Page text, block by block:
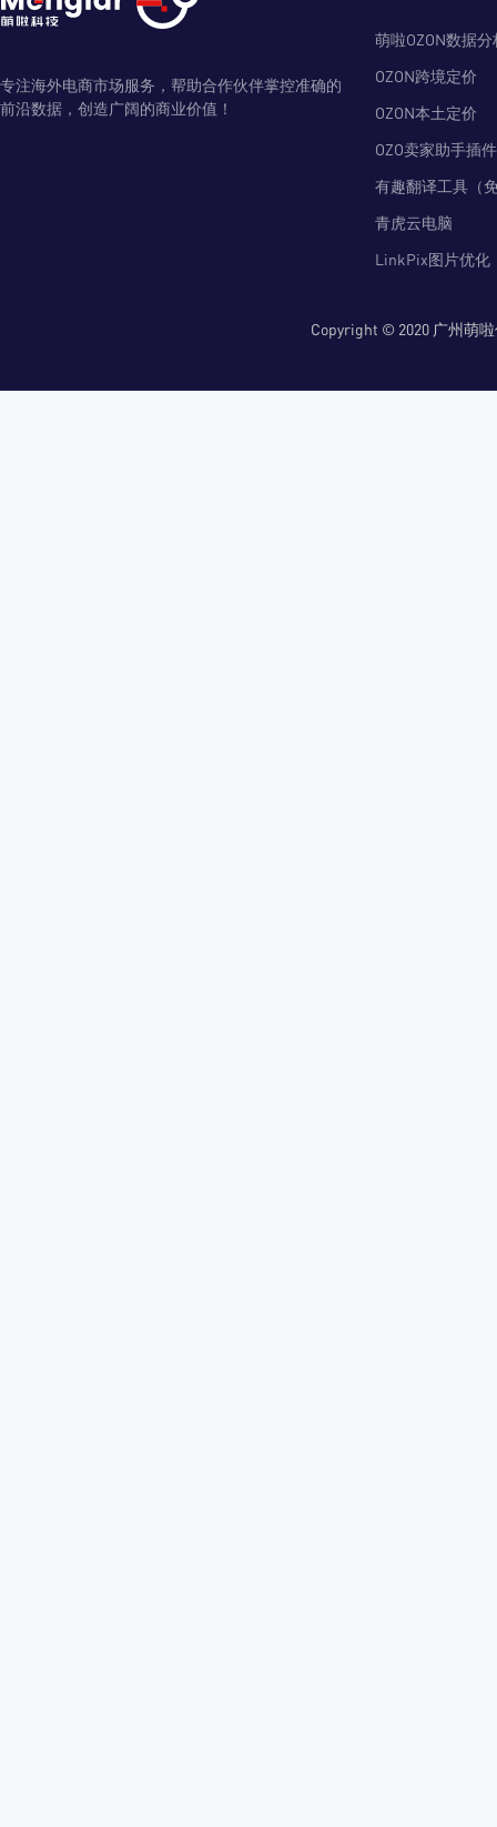
专注海外电商市场服务，帮助合作伙伴掌控准确的
前沿数据，创造广阔的商业价值！
萌啦OZON数据分
OZON跨境定价
OZON本土定价
OZO卖家助手插件
有趣翻译工具（
青虎云电脑
LinkPix图片优化
Copyright © 2020 广州萌